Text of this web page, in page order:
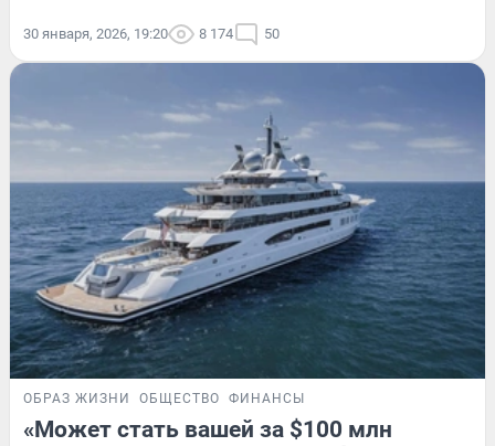
30 января, 2026, 19:20 8 174 50
ОБРАЗ ЖИЗНИ ОБЩЕСТВО ФИНАНСЫ
«Может стать вашей за $100 млн